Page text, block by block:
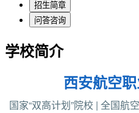
招生简章
问答咨询
学校简介
西安航空
国家“双高计划”院校 | 全国航